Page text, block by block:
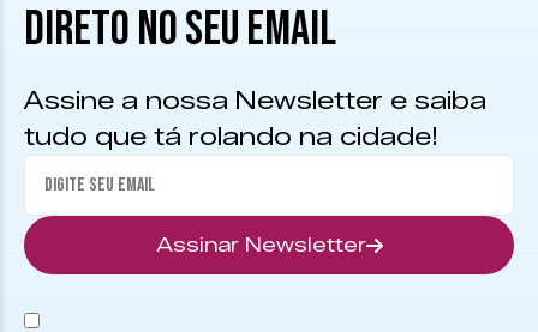
DIRETO NO SEU EMAIL
Assine a nossa Newsletter e saiba
tudo que tá rolando na cidade!
Assinar Newsletter